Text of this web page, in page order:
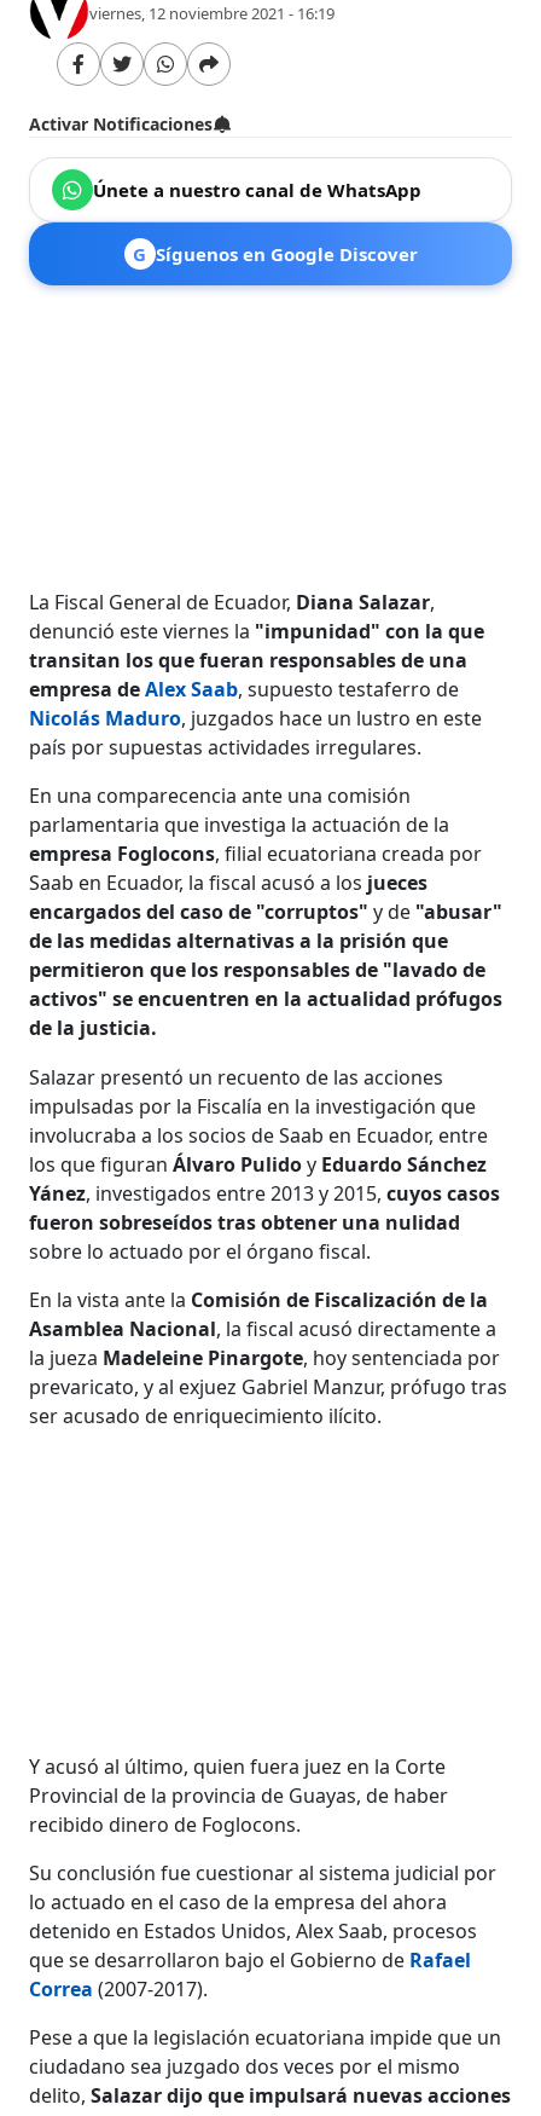
viernes, 12 noviembre 2021 - 16:19
Activar Notificaciones
Únete a nuestro canal de WhatsApp
G Síguenos en Google Discover
La Fiscal General de Ecuador, Diana Salazar,
denunció este viernes la "impunidad" con la que
transitan los que fueran responsables de una
empresa deAlex Saab, supuesto testaferro de
Nicolás Maduro, juzgados hace un lustro en este
país por supuestas actividades irregulares.
En una comparecencia ante una comisión
parlamentaria que investiga la actuación de la
empresa Foglocons, filial ecuatoriana creada por
Saab en Ecuador, la fiscal acusó a los jueces
encargados del caso de "corruptos" y de "abusar"
de las medidas alternativas a la prisión que
permitieron que los responsables de "lavado de
activos" se encuentren en la actualidad prófugos
de la justicia.
Salazar presentó un recuento de las acciones
impulsadas por la Fiscalía en la investigación que
involucraba a los socios de Saab en Ecuador, entre
los que figuranÁlvaro Pulidoy Eduardo Sánchez
Yánez, investigados entre 2013 y 2015,cuyos casos
fueron sobreseídos tras obtener una nulidad
sobre lo actuado por el órgano fiscal.
En la vista ante la Comisión de Fiscalización de la
Asamblea Nacional, la fiscal acusó directamente a
la jueza Madeleine Pinargote, hoy sentenciada por
prevaricato, y al exjuez Gabriel Manzur, prófugo tras
ser acusado de enriquecimiento ilícito.
Y acusó al último, quien fuera juez en la Corte
Provincial de la provincia de Guayas, de haber
recibido dinero de Foglocons.
Su conclusión fue cuestionar al sistema judicial por
lo actuado en el caso de la empresa del ahora
detenido en Estados Unidos, Alex Saab, procesos
que se desarrollaron bajo el Gobierno de Rafael
Correa (2007-2017).
Pese a que la legislación ecuatoriana impide que un
ciudadano sea juzgado dos veces por el mismo
delito,Salazar dijo que impulsará nuevas acciones